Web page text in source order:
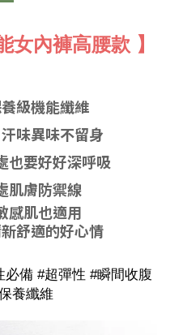
女內褲高腰款 】
級機能纖維
味異味不留身
也要好好深呼吸
肌膚防禦線
感肌也適用
舒適的好心情
備 #超彈性 #瞬間收腹
養纖維